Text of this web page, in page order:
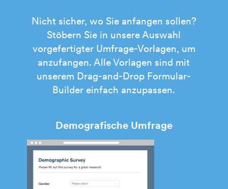
Nicht sicher, wo Sie anfangen sollen?
Stöbern Sie in unsere Auswahl
vorgefertigter Umfrage-Vorlagen, um
anzufangen. Alle Vorlagen sind mit
unserem Drag-and-Drop Formular-
Builder einfach anzupassen.
Demografische Umfrage